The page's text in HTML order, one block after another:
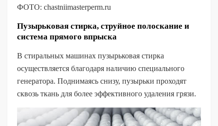
ФОТО: chastniimasterperm.ru
Пузырьковая стирка, струйное полоскание и
система прямого впрыска
В стиральных машинах пузырьковая стирка
осуществляется благодаря наличию специального
генератора. Поднимаясь снизу, пузырьки проходят
сквозь ткань для более эффективного удаления грязи.